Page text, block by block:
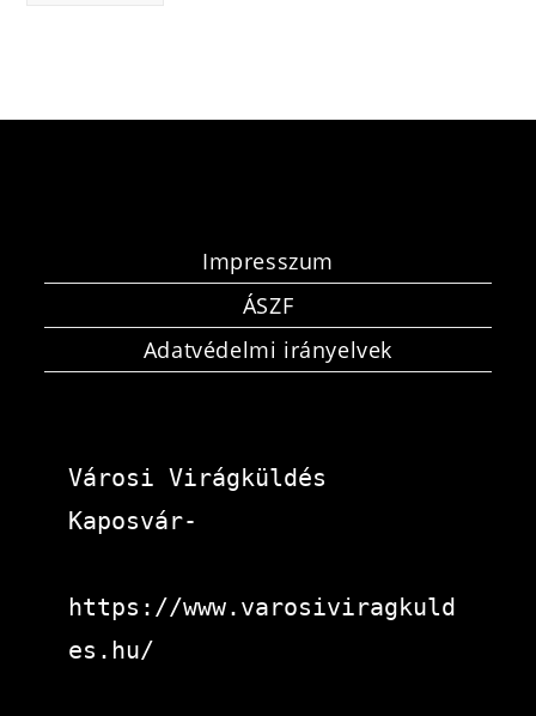
Impresszum
ÁSZF
Adatvédelmi irányelvek
Városi Virágküldés
Kaposvár-
https://www.varosiviragkuld
es.hu/